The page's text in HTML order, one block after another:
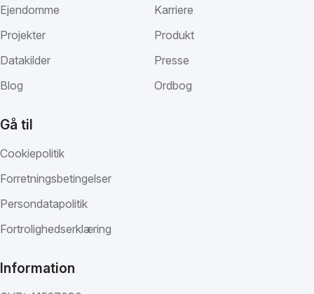
Ejendomme
Projekter
Datakilder
Blog
Karriere
Produkt
Presse
Ordbog
Gå til
Cookiepolitik
Forretningsbetingelser
Persondatapolitik
Fortrolighedserklæring
Information